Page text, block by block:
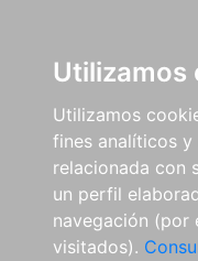
Utilizamos
Utilizamos
fines analíticos
relacionada con
un perfil
navegación (por
visitados).